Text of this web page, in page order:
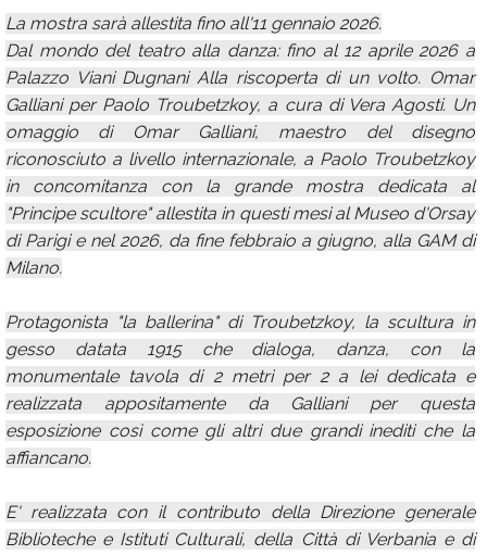
La mostra sarà allestita fino all'11 gennaio 2026.
Dal mondo del teatro alla danza: fino al 12 aprile 2026 a
Palazzo Viani Dugnani Alla riscoperta di un volto. Omar
Galliani per Paolo Troubetzkoy, a cura di Vera Agosti. Un
omaggio di Omar Galliani, maestro del disegno
riconosciuto a livello internazionale, a Paolo Troubetzkoy
in concomitanza con la grande mostra dedicata al
"Principe scultore" allestita in questi mesi al Museo d'Orsay
di Parigi e nel 2026, da fine febbraio a giugno, alla GAM di
Milano.
Protagonista "la ballerina" di Troubetzkoy, la scultura in
gesso datata 1915 che dialoga, danza, con la
monumentale tavola di 2 metri per 2 a lei dedicata e
realizzata appositamente da Galliani per questa
esposizione così come gli altri due grandi inediti che la
affiancano.
E' realizzata con il contributo della Direzione generale
Biblioteche e Istituti Culturali, della Città di Verbania e di